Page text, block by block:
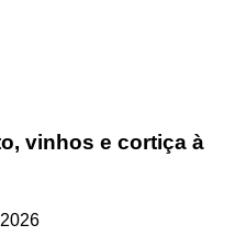
vinhos e cortiça à